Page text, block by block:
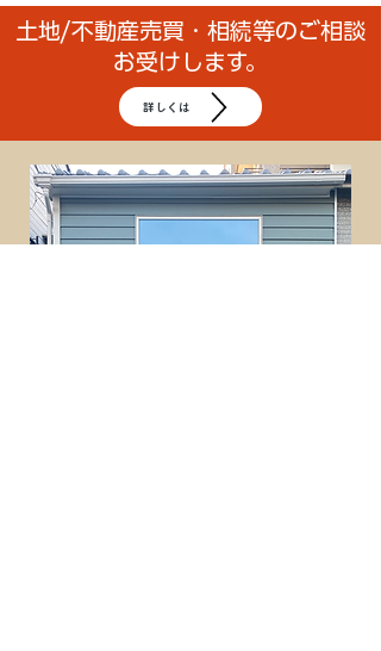
土地/不動産売買・相続等のご相談
お受けします。
詳しくは